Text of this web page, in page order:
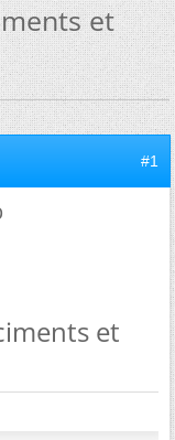
et
#1
et